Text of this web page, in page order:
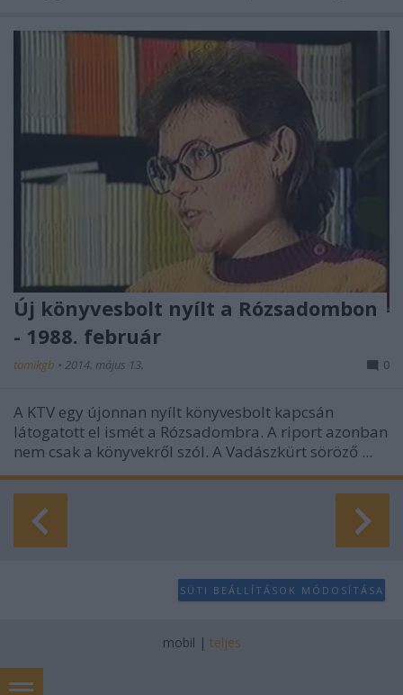
Új könyvesbolt nyílt a Rózsadombon
- 1988. február
tomikgb • 2014. május 13. 0
A KTV egy újonnan nyílt könyvesbolt kapcsán
látogatott el ismét a Rózsadombra. A riport azonban
nem csak a könyvekről szól. A Vadászkürt söröző ...
SÜTI BEÁLLÍTÁSOK MÓDOSÍTÁSA
mobil | teljes